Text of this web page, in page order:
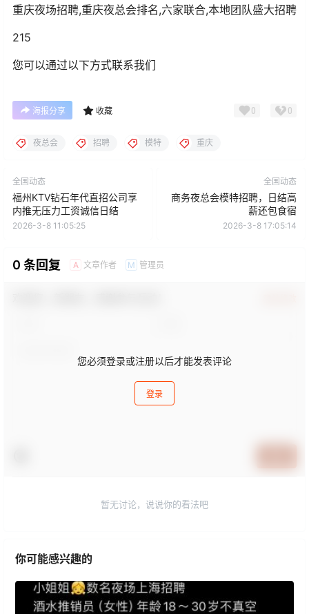
重庆夜场招聘,重庆夜总会排名,六家联合,本地团队盛大招聘
215
您可以通过以下方式联系我们
海报分享 收藏 0 0
夜总会 招聘 模特 重庆
全国动态
福州KTV钻石年代直招公司享
内推无压力工资诚信日结
2026-3-8 11:05:25
全国动态
商务夜总会模特招聘，日结高
薪还包食宿
2026-3-8 17:05:14
0 条回复 A 文章作者 M 管理员
您必须登录或注册以后才能发表评论
登录
暂无讨论，说说你的看法吧
你可能感兴趣的